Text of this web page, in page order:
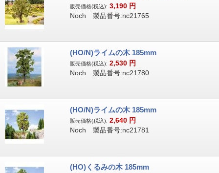
販売価格(税込): 3,190 円
Noch 製品番号:nc21765
(HO/N)ライムの木 185mm
販売価格(税込): 2,530 円
Noch 製品番号:nc21780
(HO/N)ライムの木 185mm
販売価格(税込): 2,640 円
Noch 製品番号:nc21781
(HO)くるみの木 185mm